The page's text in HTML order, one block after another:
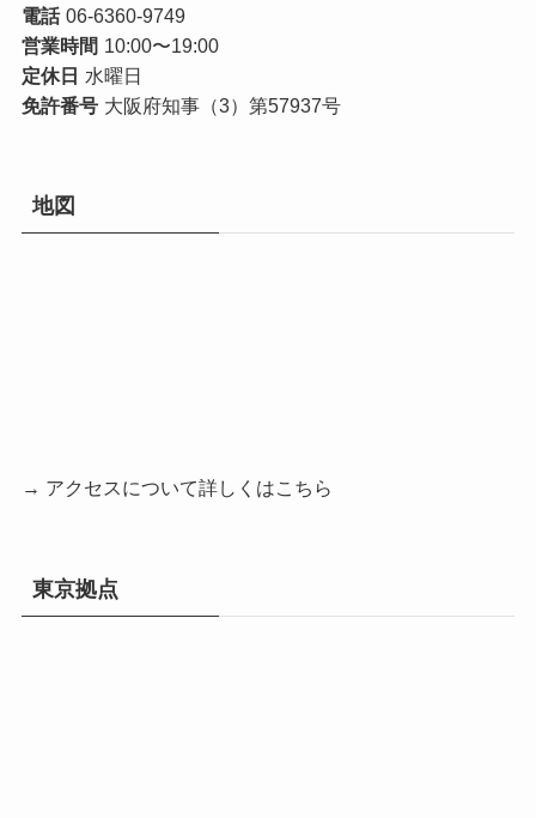
電話 06-6360-9749
営業時間 10:00〜19:00
定休日 水曜日
免許番号 大阪府知事（3）第57937号
地図
→ アクセスについて詳しくはこちら
東京拠点